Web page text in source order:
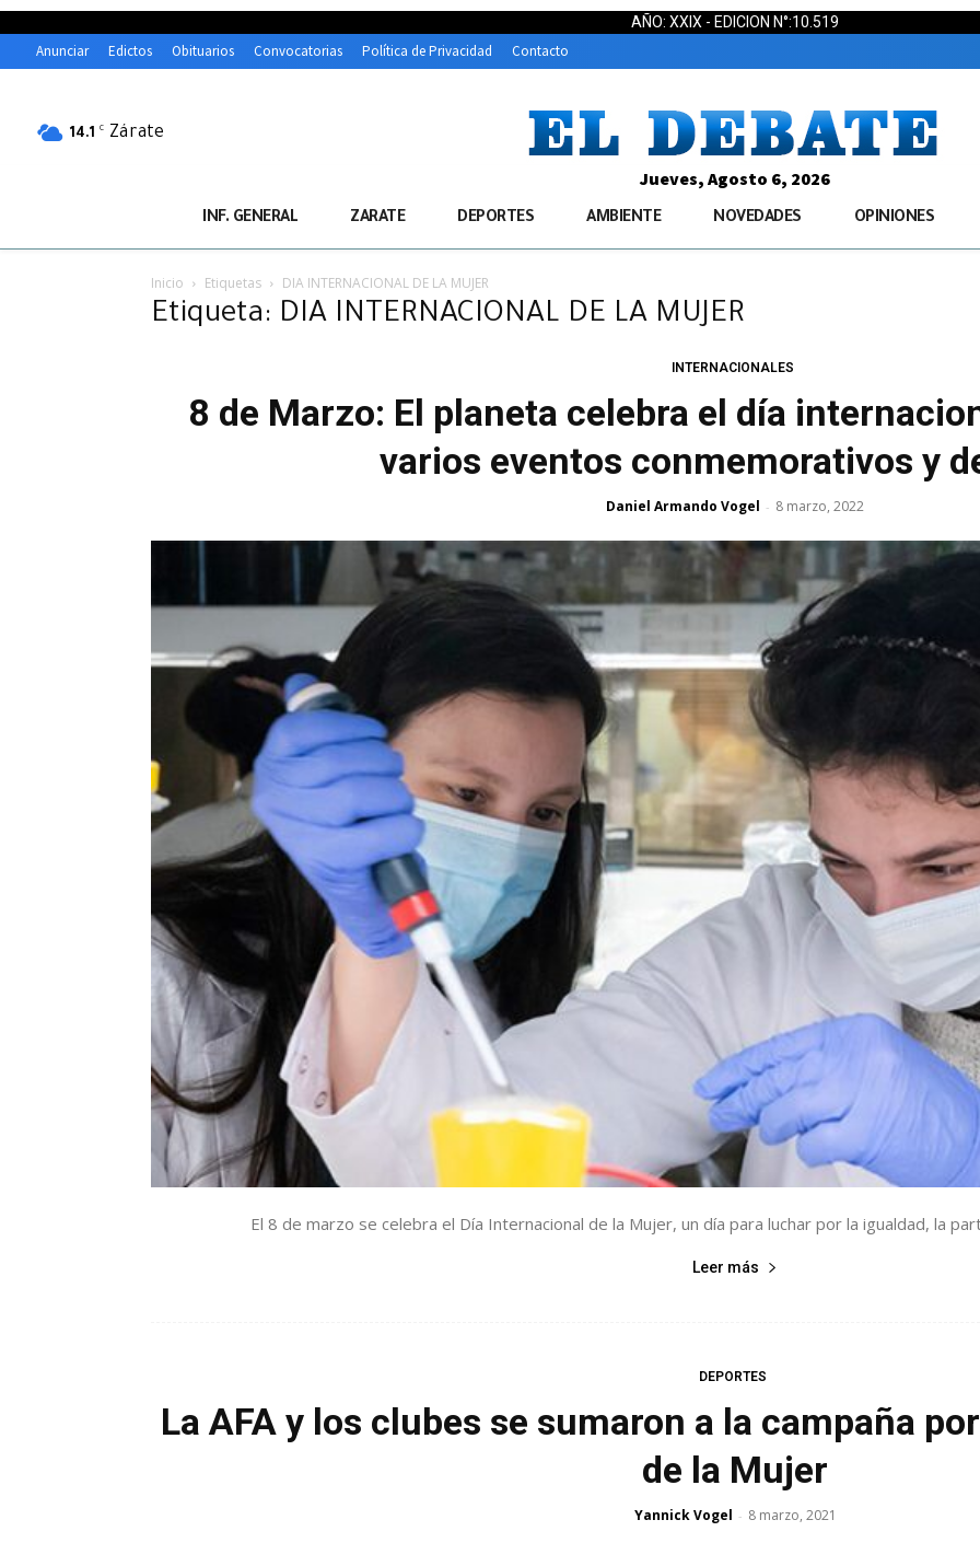
AÑO: XXIX - EDICION N°:10.519
Anunciar Edictos Obituarios Convocatorias Política de Privacidad Contacto
14.1 C Zárate
Jueves, Agosto 6, 2026
INF. GENERAL ZARATE DEPORTES AMBIENTE NOVEDADES OPINIONES
Inicio Etiquetas DIA INTERNACIONAL DE LA MUJER
Etiqueta: DIA INTERNACIONAL DE LA MUJER
INTERNACIONALES
8 de Marzo: El planeta celebra el día
varios eventos conmemorativos y
Daniel Armando Vogel - 8 marzo, 2022
El 8 de marzo se celebra el Día Internacional de la Mujer, un día para luchar por la igualdad, la
Leer más
DEPORTES
La AFA y los clubes se sumaron a la campaña
de la Mujer
Yannick Vogel - 8 marzo, 2021